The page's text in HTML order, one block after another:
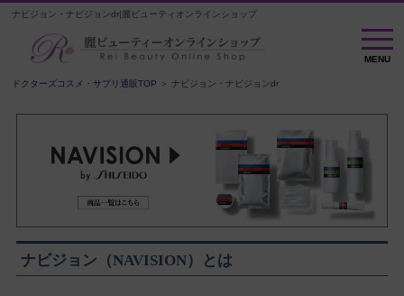
ナビジョン・ナビジョンdr|麗ビューティオンラインショップ
MENU
MENU
ドクターズコスメ・サプリ通販TOP ＞ ナビジョン・ナビジョンdr
ナビジョン（NAVISION）とは